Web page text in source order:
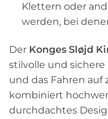
Klettern oder
werden, bei
Der Konges Sløjd
stilvolle und sichere
und das Fahren auf
kombiniert
durchdachtes